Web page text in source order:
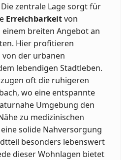
zentrale Lage sorgt für
Erreichbarkeitvon
breiten Angebot an
Hier profitieren
der urbanen
lebendigen Stadtleben.
oft die ruhigeren
wo eine entspannte
Umgebung den
zu medizinischen
solide Nahversorgung
besonders lebenswert
dieser Wohnlagen bietet